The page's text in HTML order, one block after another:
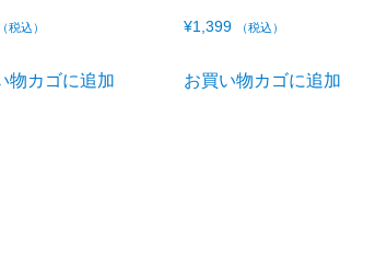
（税込）
物カゴに追加
¥1,399 （税込）
お買い物カゴに追加